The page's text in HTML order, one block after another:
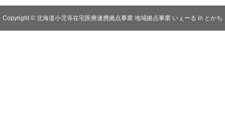
Copyright © 北海道小児等在宅医療連携拠点事業 地域拠点事業 いぇーる in とかち